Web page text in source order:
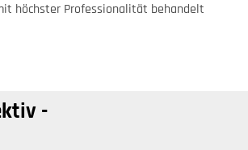
höchster Professionalität behandelt
-